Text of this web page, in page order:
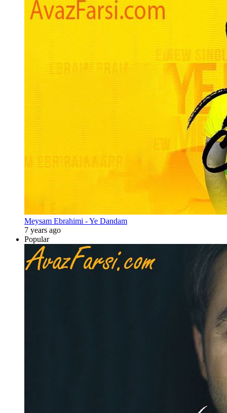
Meysam Ebrahimi - Ye Dandam
7 years ago
Popular